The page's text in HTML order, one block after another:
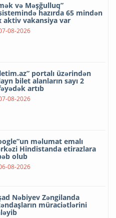
və Məşğulluq”
hazırda 65 mindən
aktiv vakansiya var
08-2026
portalı üzərindən
bilet alanların sayı 2
artıb
08-2026
məlumat emalı
Hindistanda etirazlara
olub
08-2026
Nəbiyev Zəngilanda
müraciətlərini